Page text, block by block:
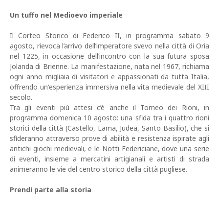
Un tuffo nel Medioevo imperiale
Il Corteo Storico di Federico II, in programma sabato 9
agosto, rievoca l’arrivo dell’imperatore svevo nella città di Oria
nel 1225, in occasione dell’incontro con la sua futura sposa
Jolanda di Brienne. La manifestazione, nata nel 1967, richiama
ogni anno migliaia di visitatori e appassionati da tutta Italia,
offrendo un'esperienza immersiva nella vita medievale del XIII
secolo.
Tra gli eventi più attesi c’è anche il Torneo dei Rioni, in
programma domenica 10 agosto: una sfida tra i quattro rioni
storici della città (Castello, Lama, Judea, Santo Basilio), che si
sfideranno attraverso prove di abilità e resistenza ispirate agli
antichi giochi medievali, e le Notti Federiciane, dove una serie
di eventi, insieme a mercatini artigianali e artisti di strada
animeranno le vie del centro storico della città pugliese.
Prendi parte alla storia